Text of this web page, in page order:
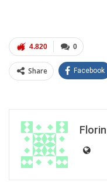
0
4.820
Share Facebook